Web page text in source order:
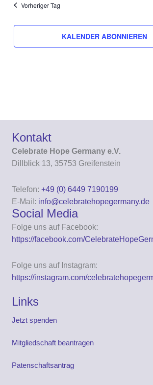
Vorheriger Tag
KALENDER ABONNIEREN
Kontakt
Celebrate Hope Germany e.V.
Dillblick 13, 35753 Greifenstein
Telefon: +49 (0) 6449 7190199
E-Mail: info@celebratehopegermany.de
Social Media
Folge uns auf Facebook:
https://facebook.com/
Folge uns auf Instagram:
https://instagram.com/
Links
Jetzt spenden
Mitgliedschaft beantragen
Patenschaftsantrag